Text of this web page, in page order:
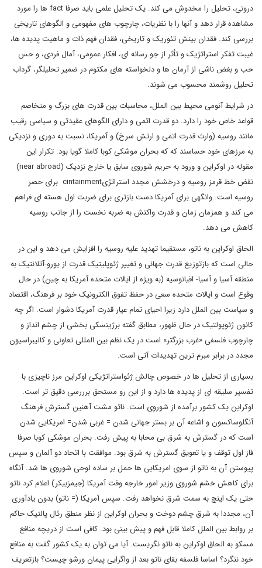
درونی، تحلیل را مخدوش می کند. یک تحلیل علمی باید صرفا fact ها را مورد
مشاهده قرار دهد و آنها را با نظریات، چارچوب های مفهومی و الگوهای تاریخی
بررسی کند. فقدان بینش تئوریک و تاریخی، فقدان فهم ذات و ماهیت پدیده ها،
غیبت تفکر استراتژیک و تأثر از جو رسانه ای، افکار عمومی، آمال فردی، و حس
حب و بغض ناشی از آرمان ها و دلخواسته های مکتوم در ضمیر تحلیلگر، گرداب
تحلیل روشمند محسوب می شوند.
در شرایط آنومی محیط بین الملل، محاسبات بین قدرت های بزرگ و متخاصم
قواعد خاص خود را دارد. دو قدرت اتمی و دارای الگوهای عقیدتی و سیاسی رقیب
مانند روسیه (وارث قدرت اتمی و ارتش سرخ) و آمریکا، نسبت به دوری و نزدیکی
به مرزهای خود حساسند که که بحران موشکی کوبا کاملا گویا بود. تکرار این
مقوله در اوکراین و ورود به حریم شوروی سابق یا خارج نزدیک (near abroad)
نقض خط قرمز روسیه و درخشش مجدد استراتژیcintainment برای حصر
روسیه است. وانگهی برای آمریکا دست بازتری برای ضربت اول هسته ای فراهم
می کند و همزمان زمان و قدرت واکنش به ضربه نخست را از جانب روسیه
کاهش می دهد.
الحاق اوکراین به ناتو، مستقیما تهدید علیه روسیه را افزایش می دهد و این در
حالی است که بازتوزیع قدرت جهانی و تغییر ژئوپلیتیک قدرت از یورو-آتلانتیک به
منطقه آسیا و آسیا- اقیانوسیه (به ویژه از ایالات متحده آمریکا به چین) در حال
وقوع است و ایالات متحده سعی در حفظ تفوق الکترونیک خود بر فرهنگ، اقتصاد
و سیاست بین الملل دارد زیرا احیای تمام عیار قدرت آمریکا دشوار است. اگر چه
کانون ژئوپولتیک در حال ظهور، مطابق گفته برژینسکی بخشی از چشم انداز و
چارچوب فلسفی «غرب بزرگتر» است در یک نظم بین المللی تعاونی و کالیبراسیون
مجدد در برابر مبرم ترین تهدیدات آتی است.
بسیاری از تحلیل ها در خصوص چالش ژئواستراتژیکی اوکراین مرز ناچیزی با
تفسیر سلیقه ای از پدیده ها دارد و از این رو مستحق برررسی دقیق تر است.
اوکراین یک کشور برآمده از شوروی است. ناتو مشت آهنین گسترش فرهنگ
آنگلوساکسون و اشاعه آن بر بستر جهانی شدن = غربی شدن= امریکایی شدن
است که در گسترش به شرق بی محابا به پیش رفت. بحران موشکی کوبا صرفا
فاز اول توقف و یا تعویق گسترش به شرق بود. موافقت با اتحاد دو آلمان و سپس
پیوستن آن به ناتو از سوی امریکایی ها حمل بر ساده لوحی شوروی ها شد. آنگاه
برای کاهش خشم شوروی وزیر امور خارجه وقت آمریکا (جیمزبیکر) اعلام کرد ناتو
حتی یک اینچ به سمت شرق نخواهد رفت. سپس آمریکا (= ناتو) بدون یادآوری
آن، مجددا به شرق چشم دوخت و بحران اوکراین از نظر منطق رئال پالتیک حاکم
بر روابط بین الملل کاملا قابل فهم و پیش بینی بود. کافی است از دریچه منافع
مسکو به الحاق اوکراین به ناتو نگریست. آیا می توان به یک کشور گفت به منافع
خود ننگرد؟ اساسا فلسفه بقای ناتو بعد از واگرایی پیمان ورشو چیست؟ بازتعریف